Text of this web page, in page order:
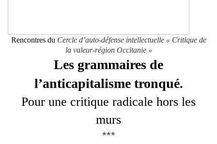
Rencontres du Cercle d’auto-défense intellectuelle « Critique de
la valeur-région Occitanie »
Les grammaires de
l’anticapitalisme tronqué.
Pour une critique radicale hors les
murs
***